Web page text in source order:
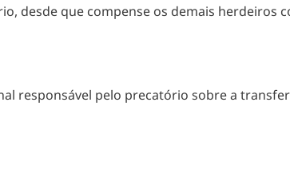
desde que compense os demais herdeiros
responsável pelo precatório sobre a